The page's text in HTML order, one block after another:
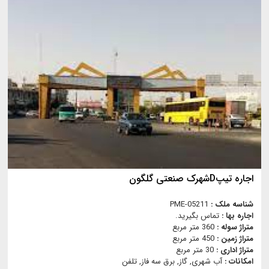
اجاره تیپDشهرک صنعتی گلگون
شناسه ملک : PME-05211
اجاره بها : تماس بگیرید.
متراژ سوله : 360 متر مربع
متراژ زمین : 450 متر مربع
متراژ اداری : 30 متر مربع
امکانات :آب شهری, گاز, برق سه فاز, تلفن